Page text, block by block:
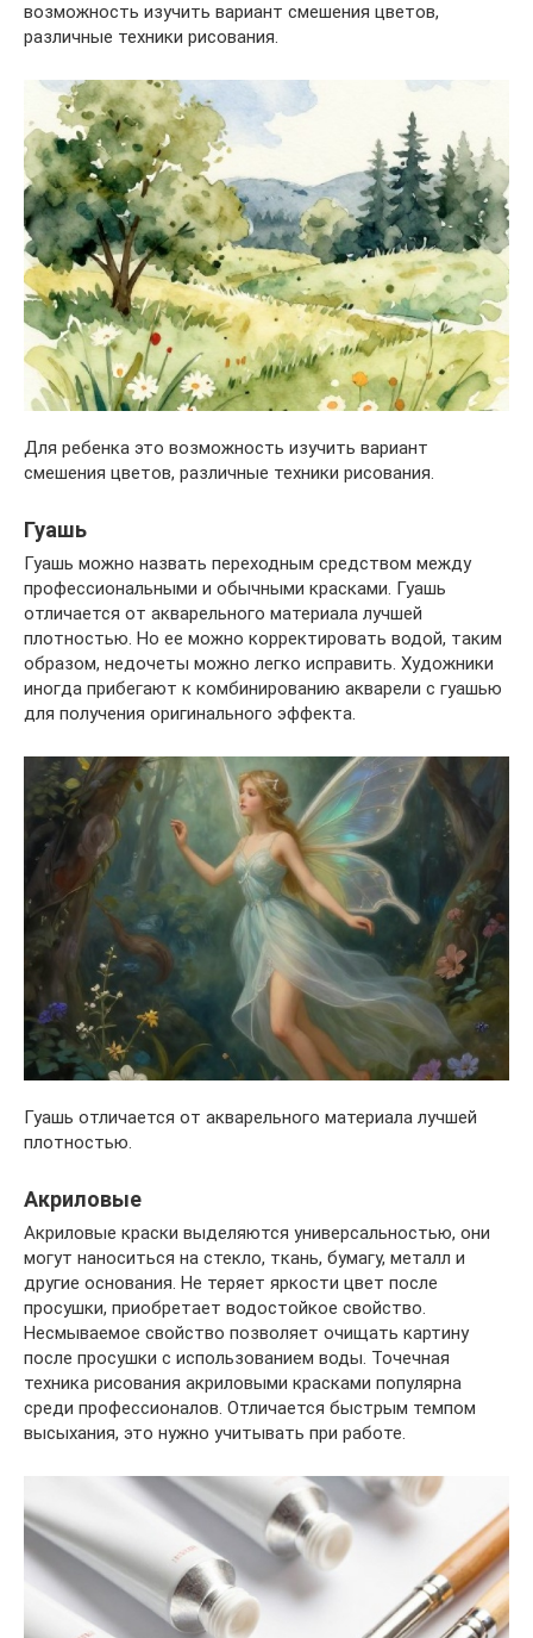
возможность изучить вариант смешения цветов,
различные техники рисования.
Для ребенка это возможность изучить вариант
смешения цветов, различные техники рисования.
Гуашь
Гуашь можно назвать переходным средством между
профессиональными и обычными красками. Гуашь
отличается от акварельного материала лучшей
плотностью. Но ее можно корректировать водой, таким
образом, недочеты можно легко исправить. Художники
иногда прибегают к комбинированию акварели с гуашью
для получения оригинального эффекта.
Гуашь отличается от акварельного материала лучшей
плотностью.
Акриловые
Акриловые краски выделяются универсальностью, они
могут наноситься на стекло, ткань, бумагу, металл и
другие основания. Не теряет яркости цвет после
просушки, приобретает водостойкое свойство.
Несмываемое свойство позволяет очищать картину
после просушки с использованием воды. Точечная
техника рисования акриловыми красками популярна
среди профессионалов. Отличается быстрым темпом
высыхания, это нужно учитывать при работе.